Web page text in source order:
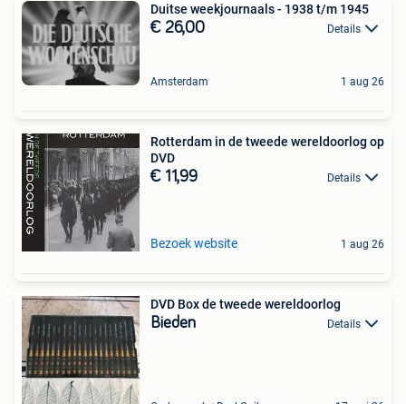
Duitse weekjournaals - 1938 t/m 1945
€ 26,00 Details
Amsterdam 1 aug 26
Rotterdam in de tweede wereldoorlog op
DVD
€ 11,99 Details
Bezoek website 1 aug 26
DVD Box de tweede wereldoorlog
Bieden Details